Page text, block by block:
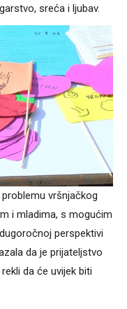
sreća i ljubav.
vršnjačkog
i mladima, s mogućim
perspektivi
da je prijateljstvo
da će uvijek biti